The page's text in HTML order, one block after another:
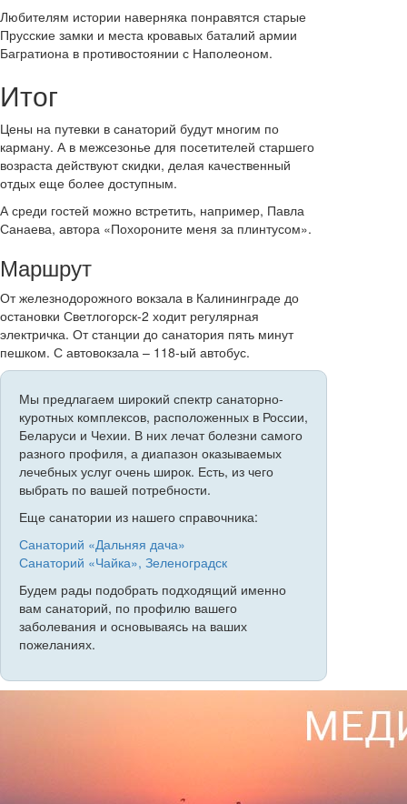
Любителям истории наверняка понравятся старые
Прусские замки и места кровавых баталий армии
Багратиона в противостоянии с Наполеоном.
Итог
Цены на путевки в санаторий будут многим по
карману. А в межсезонье для посетителей старшего
возраста действуют скидки, делая качественный
отдых еще более доступным.
А среди гостей можно встретить, например, Павла
Санаева, автора «Похороните меня за плинтусом».
Маршрут
От железнодорожного вокзала в Калининграде до
остановки Светлогорск-2 ходит регулярная
электричка. От станции до санатория пять минут
пешком. С автовокзала – 118-ый автобус.
Мы предлагаем широкий спектр санаторно-
куротных комплексов, расположенных в России,
Беларуси и Чехии. В них лечат болезни самого
разного профиля, а диапазон оказываемых
лечебных услуг очень широк. Есть, из чего
выбрать по вашей потребности.
Еще санатории из нашего справочника:
Санаторий «Дальняя дача»
Санаторий «Чайка», Зеленоградск
Будем рады подобрать подходящий именно
вам санаторий, по профилю вашего
заболевания и основываясь на ваших
пожеланиях.